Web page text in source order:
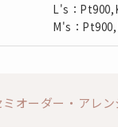
L's：
M's：
ミオーダー・アレン